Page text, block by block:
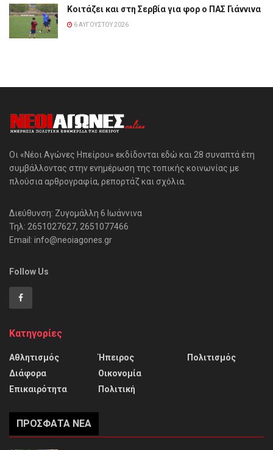
Κοιτάζει και στη Σερβία για φορ ο ΠΑΣ Γιάννινα
6 ΑΥΓΟΎΣΤΟΥ 2026
Οι «Νέοι Αγώνες Ηπείρου» εκδίδονται εδώ και 28 συναπτά έτη
συμβάλλοντας στην ενημέρωση της τοπικής κοινωνίας με
πλούσια αρθρογραφία, ρεπορτάζ και σχόλια.
Διεύθυνση: Ζυγομάλλη 6 Ιωάννινα
Τηλ: 2651027627, 2651077466
Email: info@neoiagones.gr
Follow Us
Κατηγορίες
Αθλητισμός
Διάφορα
Επικαιρότητα
Ήπειρος
Οικονομία
Πολιτική
Πολιτισμός
ΠΡΌΣΦΑΤΑ ΝΈΑ